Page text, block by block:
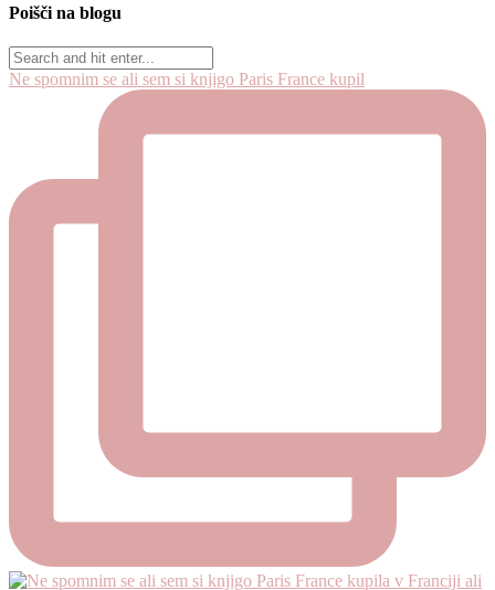
Poišči na blogu
Ne spomnim se ali sem si knjigo Paris France kupil